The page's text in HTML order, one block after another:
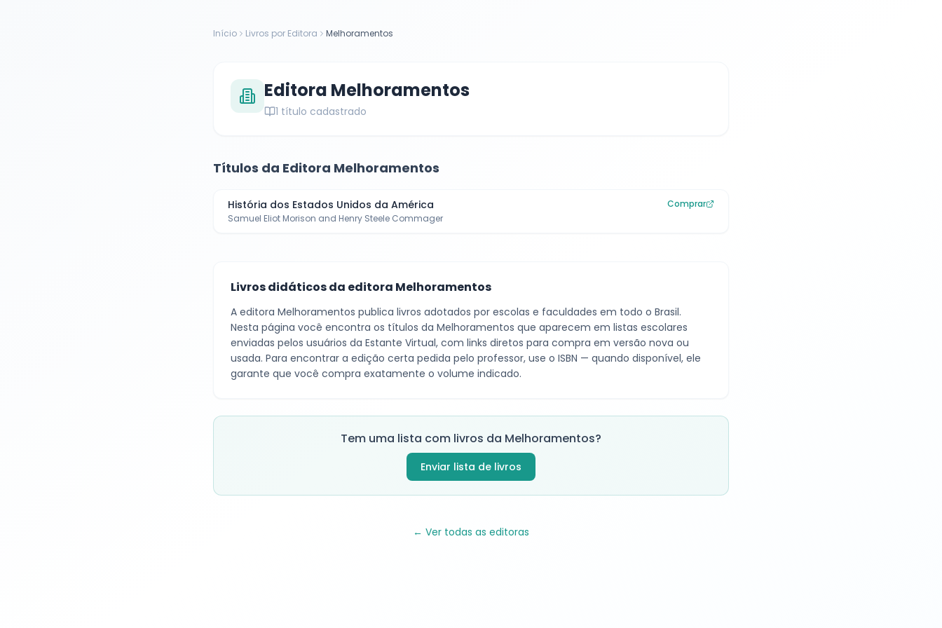
Início Livros por Editora Melhoramentos
Editora Melhoramentos
1 título cadastrado
Títulos da Editora Melhoramentos
História dos Estados Unidos da América
Samuel Eliot Morison and Henry Steele Commager
Comprar
Livros didáticos da editora Melhoramentos
A editora Melhoramentos publica livros adotados por escolas e faculdades em todo o Brasil.
Nesta página você encontra os títulos da Melhoramentos que aparecem em listas escolares
enviadas pelos usuários da Estante Virtual, com links diretos para compra em versão nova ou
usada. Para encontrar a edição certa pedida pelo professor, use o ISBN — quando disponível, ele
garante que você compra exatamente o volume indicado.
Tem uma lista com livros da Melhoramentos?
Enviar lista de livros
← Ver todas as editoras